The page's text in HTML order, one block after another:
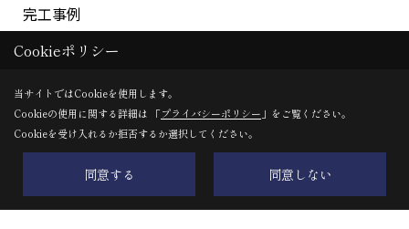
完工事例
Cookieポリシー
当サイトではCookieを使用します。
Cookieの使用に関する詳細は 「プライバシーポリシー 」をご覧ください。
Cookieを受け入れるか拒否するか選択してください。
同意する 同意しない